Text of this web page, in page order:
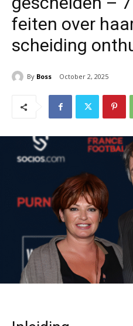
feiten over
scheiding
By Boss October 2, 2025